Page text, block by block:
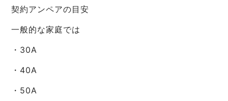
契約アンペアの目安
一般的な家庭では
・30A
・40A
・50A